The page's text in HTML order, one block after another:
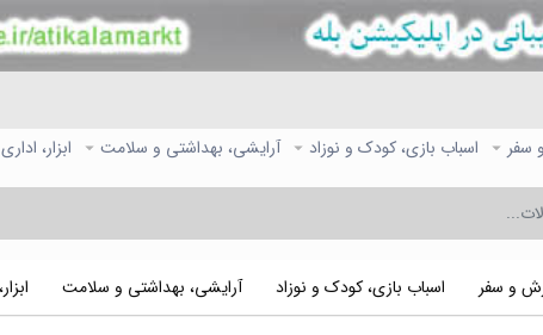
سفر اسباب بازی، کودک و نوزاد آرایشی، بهداشتی و سلامت ابزار،
و سفر اسباب بازی، کودک و نوزاد آرایشی، بهداشتی و سلامت